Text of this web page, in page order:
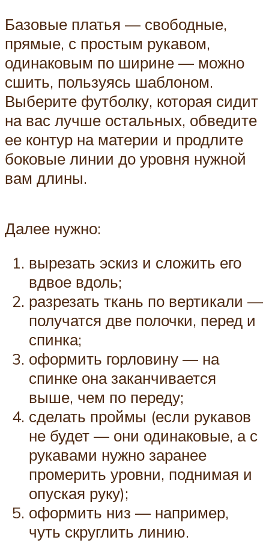
Базовые платья — свободные,
прямые, с простым рукавом,
одинаковым по ширине — можно
сшить, пользуясь шаблоном.
Выберите футболку, которая сидит
на вас лучше остальных, обведите
ее контур на материи и продлите
боковые линии до уровня нужной
вам длины.
Далее нужно:
вырезать эскиз и сложить его
вдвое вдоль;
разрезать ткань по вертикали —
получатся две полочки, перед и
спинка;
оформить горловину — на
спинке она заканчивается
выше, чем по переду;
сделать проймы (если рукавов
не будет — они одинаковые, а с
рукавами нужно заранее
промерить уровни, поднимая и
опуская руку);
оформить низ — например,
чуть скруглить линию.